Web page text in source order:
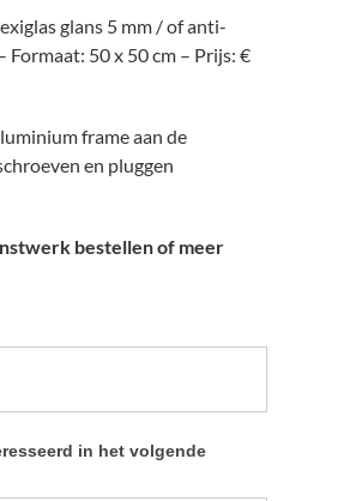
glans 5 mm / of anti-
Formaat: 50 x 50 cm – Prijs: €
frame aan de
en pluggen
bestellen of meer
in het volgende